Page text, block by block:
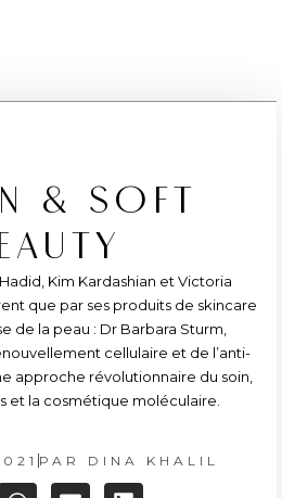
& SOFT
Kim Kardashian et Victoria
que par ses produits de skincare
de la peau : Dr Barbara Sturm,
cellulaire et de l’anti-
approche révolutionnaire du soin,
et la cosmétique moléculaire.
PAR DINA KHALIL